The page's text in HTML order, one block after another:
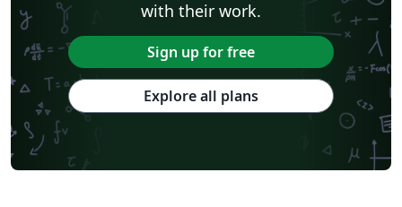
with their work.
Sign up for free
Explore all plans